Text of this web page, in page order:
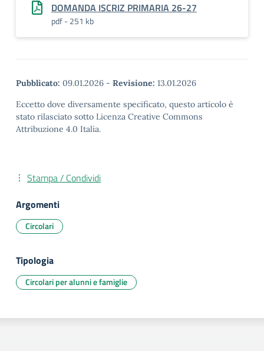
DOMANDA ISCRIZ PRIMARIA 26-27
pdf - 251 kb
Pubblicato: 09.01.2026 - Revisione: 13.01.2026
Eccetto dove diversamente specificato, questo articolo è
stato rilasciato sotto Licenza Creative Commons
Attribuzione 4.0 Italia.
Stampa / Condividi
Argomenti
Circolari
Tipologia
Circolari per alunni e famiglie